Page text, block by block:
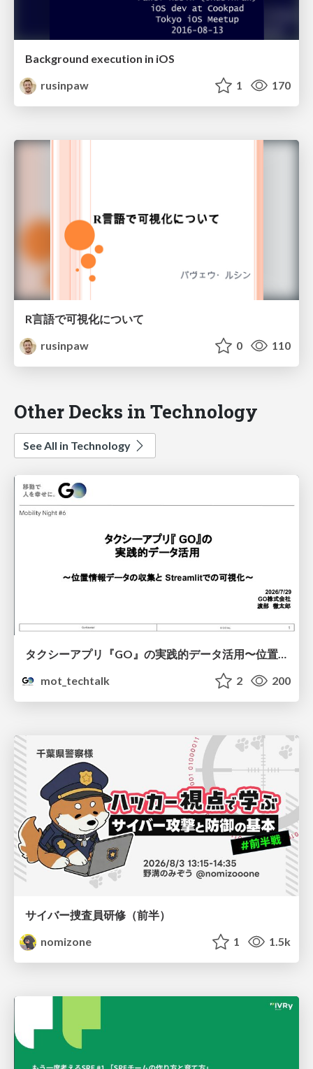
Background execution in iOS
rusinpaw
1 170
R言語で可視化について
rusinpaw
0 110
Other Decks in Technology
See All in Technology
タクシーアプリ『GO』の実践的データ活用〜位置情報データの収集とStreamlitでの可視化〜
mot_techtalk
2 200
サイバー捜査員研修（前半）
nomizone
1 1.5k